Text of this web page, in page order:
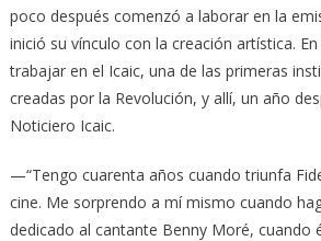
poco después comenzó a laborar en la
inició su vínculo con la creación artística.
trabajar en el Icaic, una de las primeras
creadas por la Revolución, y allí, un año
Noticiero Icaic.
—“Tengo cuarenta años cuando triunfa
cine. Me sorprendo a mí mismo cuando
dedicado al cantante Benny Moré, cuando